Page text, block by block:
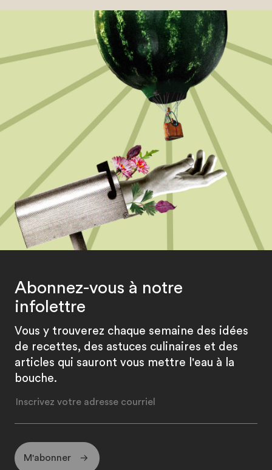
Abonnez-vous à notre
infolettre
Vous y trouverez chaque semaine des idées
de recettes, des astuces culinaires et des
articles qui sauront vous mettre l'eau à la
bouche.
M'abonner